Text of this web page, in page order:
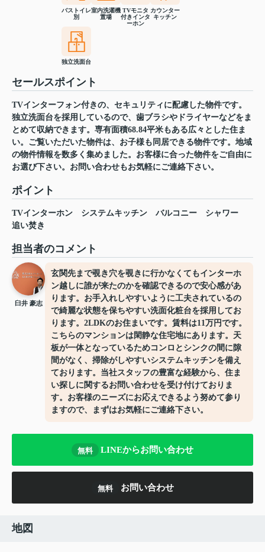
バストイレ
別
室内洗濯機
置場
TVモニタ
付きインタ
ーホン
カウンター
キッチン
独立洗面台
セールスポイント
TVインターフォン付きの、セキュリティに配慮した物件です。
独立洗面台を採用しているので、歯ブラシやドライヤーなどをま
とめて収納できます。専有面積68.84平米もある広々とした住ま
い。ご覧いただいた物件は、お子様も同居できる物件です。地域
の物件情報を数多く集めました。お客様に合った物件をご自由に
お選び下さい。お問い合わせもお気軽にご連絡下さい。
ポイント
TVインターホン システムキッチン バルコニー
シャワー
追い焚き
担当者のコメント
臼井 豪志
玄関先まで覗き穴を覗きに行かなくてもインターホ
ン越しに誰が来たのかを確認できるので安心感があ
ります。お手入れしやすいように工夫されているの
で綺麗な状態を保ちやすい洗面化粧台を採用してお
ります。2LDKのお住まいです。賃料は11万円です。
こちらのマンションは閑静な住宅地にあります。天
板が一体となっているためコンロとシンクの間に隙
間がなく、掃除がしやすいシステムキッチンを備え
ております。当社スタッフの豊富な経験から、住ま
い探しに関するお問い合わせを受け付けておりま
す。お客様のニーズにお応えできるよう努めて参り
ますので、まずはお気軽にご連絡下さい。
無料 LINEからお問い合わせ
無料 お問い合わせ
地図